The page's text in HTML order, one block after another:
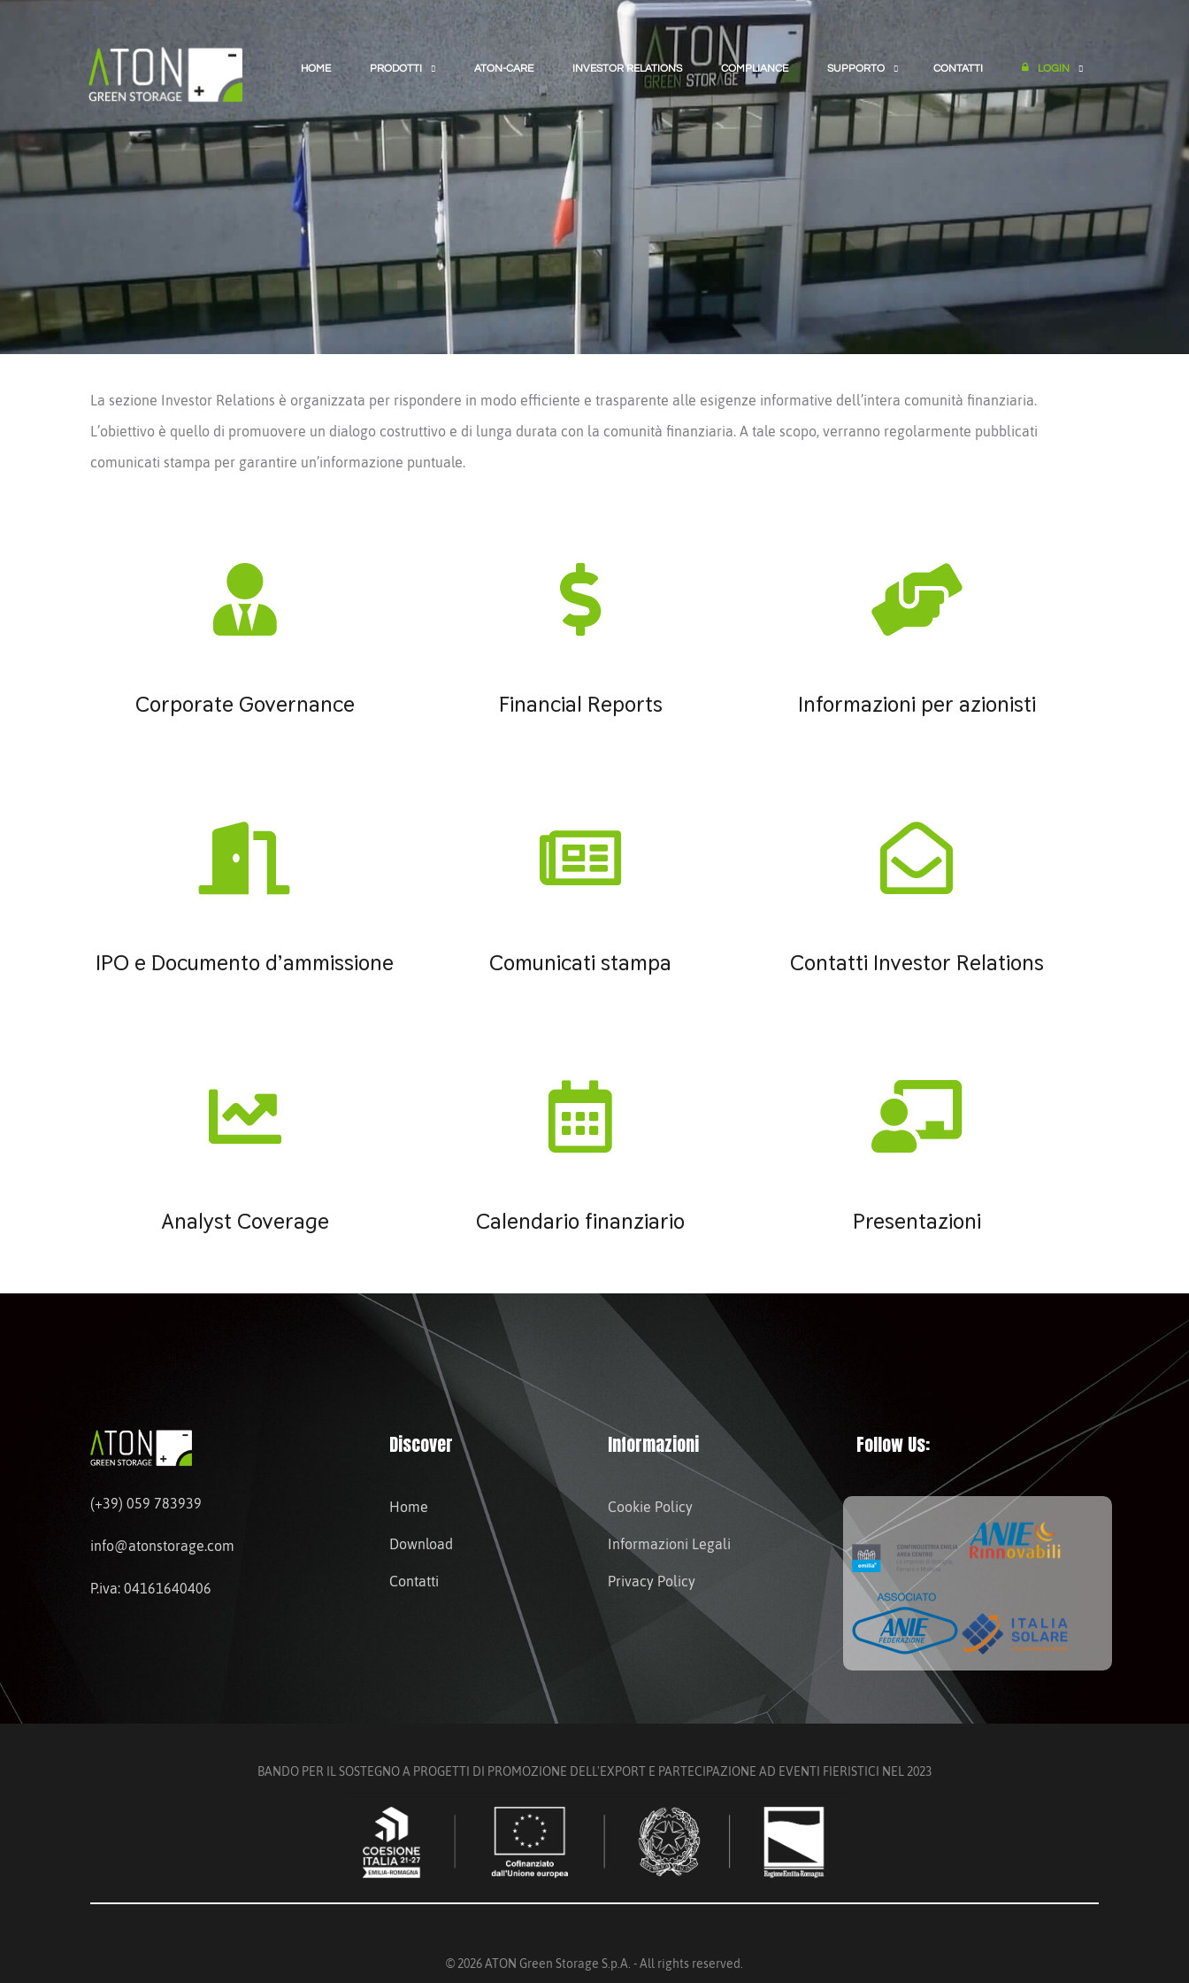
HOME PRODOTTI ATON-CARE INVESTOR RELATIONS COMPLIANCE SUPPORTO CONTATTI LOGIN
La sezione Investor Relations è organizzata per rispondere in modo efficiente e trasparente alle esigenze informative dell’intera comunità finanziaria.
L’obiettivo è quello di promuovere un dialogo costruttivo e di lunga durata con la comunità finanziaria. A tale scopo, verranno regolarmente pubblicati
comunicati stampa per garantire un’informazione puntuale.
Corporate Governance Financial Reports Informazioni per azionisti
IPO e Documento d’ammissione Comunicati stampa Contatti Investor Relations
Analyst Coverage Calendario finanziario Presentazioni
(+39) 059 783939
info@atonstorage.com
P.iva: 04161640406
Discover
Home
Download
Contatti
Informazioni
Cookie Policy
Informazioni Legali
Privacy Policy
Follow Us:
BANDO PER IL SOSTEGNO A PROGETTI DI PROMOZIONE DELL'EXPORT E PARTECIPAZIONE AD EVENTI FIERISTICI NEL 2023
© 2026 ATON Green Storage S.p.A. - All rights reserved.